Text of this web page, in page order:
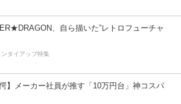
、自ら描いた”レトロフューチャ
ンタイアップ特集
愕】メーカー社員が推す「10万円台」神コスパ